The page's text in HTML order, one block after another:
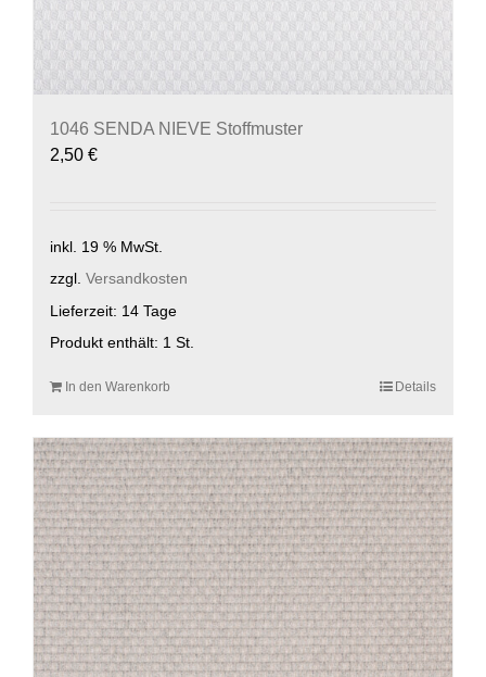
1046 SENDA NIEVE Stoffmuster
2,50 €
inkl. 19 % MwSt.
zzgl. Versandkosten
Lieferzeit: 14 Tage
Produkt enthält: 1 St.
In den Warenkorb Details